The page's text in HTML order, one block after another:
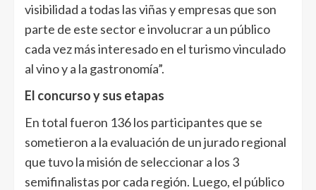
visibilidad a todas las viñas y empresas que son
parte de este sector e involucrar a un público
cada vez más interesado en el turismo vinculado
al vino y a la gastronomía”.
El concurso y sus etapas
En total fueron 136 los participantes que se
sometieron a la evaluación de un jurado regional
que tuvo la misión de seleccionar a los 3
semifinalistas por cada región. Luego, el público